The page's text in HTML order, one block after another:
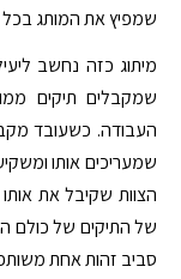
שמפיץ את המותג
מיתוג כזה נחשב
שמקבלים תיקים
העבודה. כשעובד
שמעריכים אותו
הצוות שקיבל את
של התיקים של כולם
סביב זהות אחת